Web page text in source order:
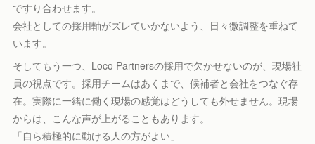
ですり合わせます。
会社としての採用軸がズレていかないよう、日々微調整を重ねて
います。
そしてもう一つ、Loco Partnersの採用で欠かせないのが、現場社
員の視点です。採用チームはあくまで、候補者と会社をつなぐ存
在。実際に一緒に働く現場の感覚はどうしても外せません。現場
からは、こんな声が上がることもあります。
「自ら積極的に動ける人の方がよい」